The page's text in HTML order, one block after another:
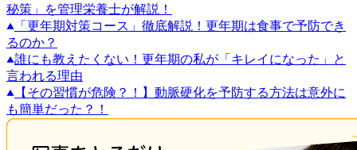
秘策」を管理栄養士が解説！
「更年期対策コース」徹底解説！更年期は食事で予防でき
るのか？
誰にも教えたくない！更年期の私が「キレイになった」と
言われる理由
【その習慣が危険？！】動脈硬化を予防する方法は意外に
も簡単だった？！